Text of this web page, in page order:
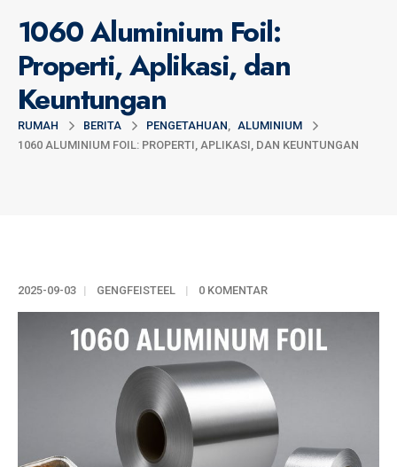
1060 Aluminium Foil:
Properti, Aplikasi, dan
Keuntungan
RUMAH BERITA PENGETAHUAN, ALUMINIUM
1060 ALUMINIUM FOIL: PROPERTI, APLIKASI, DAN KEUNTUNGAN
2025-09-03 GENGFEISTEEL 0 KOMENTAR